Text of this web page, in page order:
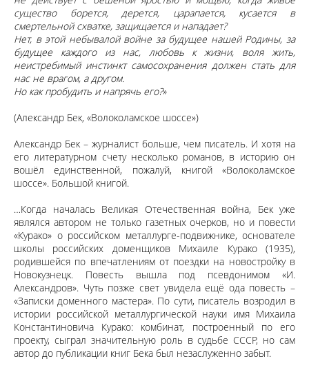
существо борется, дерется, царапается, кусается в
смертельной схватке, защищается и нападает?
Нет, в этой небывалой войне за будущее нашей Родины, за
будущее каждого из нас, любовь к жизни, воля жить,
неистребимый инстинкт самосохранения должен стать для
нас не врагом, а другом.
Но как пробудить и напрячь его?»
(Александр Бек, «Волоколамское шоссе»)
Александр Бек – журналист больше, чем писатель. И хотя на
его литературном счету несколько романов, в историю он
вошёл единственной, пожалуй, книгой «Волоколамское
шоссе». Большой книгой.
…Когда началась Великая Отечественная война, Бек уже
являлся автором не только газетных очерков, но и повести
«Курако» о российском металлурге-подвижнике, основателе
школы российских доменщиков Михаиле Курако (1935),
родившейся по впечатлениям от поездки на новостройку в
Новокузнецк. Повесть вышла под псевдонимом «И.
Александров». Чуть позже свет увидела ещё ода повесть –
«Записки доменного мастера». По сути, писатель возродил в
истории российской металлургической науки имя Михаила
Константиновича Курако: комбинат, построенный по его
проекту, сыграл значительную роль в судьбе СССР, но сам
автор до публикации книг Бека был незаслуженно забыт.